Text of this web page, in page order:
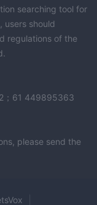
searching tool for
users should
regulations of the
；61 449895363
please send the